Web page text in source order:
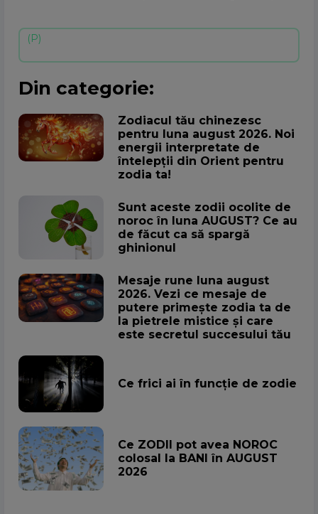
Din categorie:
Zodiacul tău chinezesc
pentru luna august 2026. Noi
energii interpretate de
întelepții din Orient pentru
zodia ta!
Sunt aceste zodii ocolite de
noroc în luna AUGUST? Ce au
de făcut ca să spargă
ghinionul
Mesaje rune luna august
2026. Vezi ce mesaje de
putere primește zodia ta de
la pietrele mistice și care
este secretul succesului tău
Ce frici ai în funcție de zodie
Ce ZODII pot avea NOROC
colosal la BANI în AUGUST
2026